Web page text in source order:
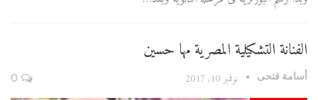
الفنانة التشكيلية المصرية مها حسين
أسامة فتحى نوفمبر 10, 2017